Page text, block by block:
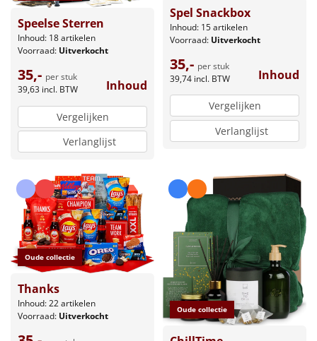
Speelse Sterren
Inhoud: 18 artikelen
Voorraad: Uitverkocht
35,- per stuk
39,63 incl. BTW Inhoud
Vergelijken
Verlanglijst
Spel Snackbox
Inhoud: 15 artikelen
Voorraad: Uitverkocht
35,- per stuk
39,74 incl. BTW Inhoud
Vergelijken
Verlanglijst
Oude collectie
Thanks
Inhoud: 22 artikelen
Voorraad: Uitverkocht
Oude collectie